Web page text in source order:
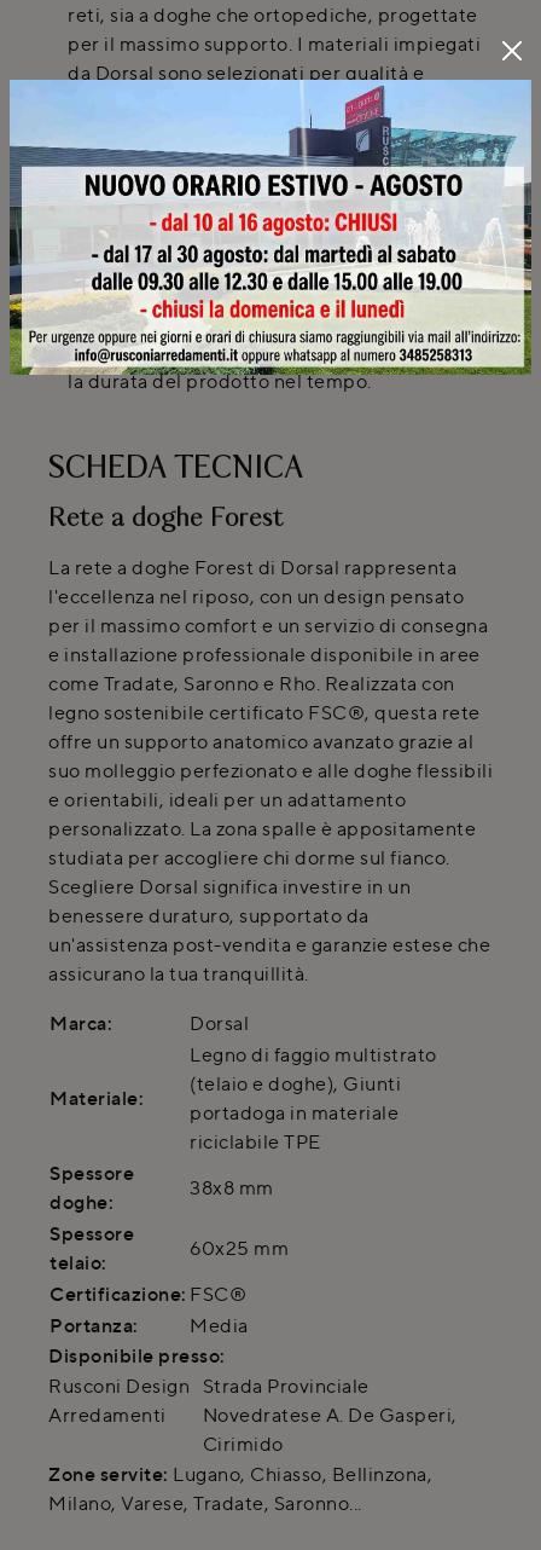
reti, sia a doghe che ortopediche, progettate
per il massimo supporto. I materiali impiegati
da Dorsal sono selezionati per qualità e
durabilità, spesso combinando legno e
metallo per una struttura robusta.
Sono disponibili manuali di manutenzione per
i sistemi letto acquistati da Rusconi Design
Arredamenti?
Certo, ogni cliente riceve un manuale di
manutenzione e cura per i mobili acquistati,
inclusi i sistemi letto come la rete Dorsal
Forest. Questo aiuta a preservare la qualità e
la durata del prodotto nel tempo.
SCHEDA TECNICA
Rete a doghe Forest
La rete a doghe Forest di Dorsal rappresenta
l'eccellenza nel riposo, con un design pensato
per il massimo comfort e un servizio di consegna
e installazione professionale disponibile in aree
come Tradate, Saronno e Rho. Realizzata con
legno sostenibile certificato FSC®, questa rete
offre un supporto anatomico avanzato grazie al
suo molleggio perfezionato e alle doghe flessibili
e orientabili, ideali per un adattamento
personalizzato. La zona spalle è appositamente
studiata per accogliere chi dorme sul fianco.
Scegliere Dorsal significa investire in un
benessere duraturo, supportato da
un'assistenza post-vendita e garanzie estese che
assicurano la tua tranquillità.
Marca: Dorsal
Materiale:
Legno di faggio multistrato
(telaio e doghe), Giunti
portadoga in materiale
riciclabile TPE
Spessore
doghe:
38x8 mm
Spessore
telaio:
60x25 mm
Certificazione: FSC®
Portanza:
Media
Disponibile presso:
Rusconi Design
Arredamenti
Strada Provinciale
Novedratese A. De Gasperi,
Cirimido
Zone servite: Lugano, Chiasso, Bellinzona,
Milano, Varese, Tradate, Saronno...